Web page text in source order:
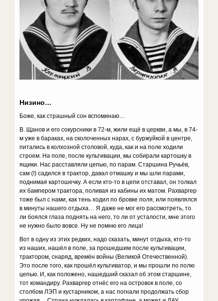
Низино…
Боже, как страшный сон вспоминаю…
В. Щанов и его сокурсники в 72-м, жили ещё в церкви, а мы, в 74-
м уже в бараках, на сколоченных нарах, с буржуйкой в центре,
питались в колхозной столовой, куда, как и на поле ходили
строем. На поле, после культивации, мы собирали картошку в
ящики. Нас расставляли цепью, по парам. Старшина Ручьёв,
сам (!) садился в трактор, давал отмашку и мы шли парами,
поднимая картошечку. А если кто-то в цепи отставал, он толкал
их бампером трактора, поливая из кабины их матом. Рахваргер
тоже был с нами, как тень ходил по бровке поля, или появлялся
в минуты нашего отдыха… Я даже не мог его рассмотреть, то
ли боялся глаза поднять на него, то ли от усталости, мне этого
не нужно было вовсе. Ну не помню его лица!
Вот в одну из этих редких, надо сказать, минут отдыха, кто-то
из наших, нашёл в поле, за прошедшим после культивации,
трактором, снаряд, времён войны (Великой Отечественной).
Это после того, как прошёл культиватор, и мы прошли по полю
цепью. И, как положено, нашедший сказал об этом старшине,
тот командиру. Рахваргер отнёс его на островок в поле, со
столбом ЛЭП и кустарником, а нас погнали продолжать сбор